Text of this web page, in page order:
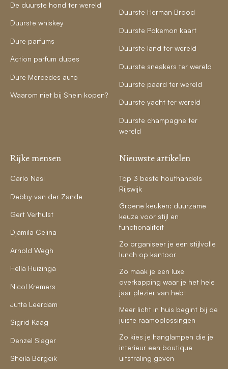
De duurste hond ter wereld
Duurste whiskey
Dure parfums
Action parfum dupes
Dure Mercedes auto
Waarom niet bij Shein kopen?
Duurste Herman Brood
Duurste Pokemon kaart
Duurste land ter wereld
Duurste sneakers ter wereld
Duurste paard ter wereld
Duurste yacht ter wereld
Duurste champagne ter
wereld
Rijke mensen
Carlo Nasi
Debby van der Zande
Gert Verhulst
Djamila Celina
Arnold Wegh
Hella Huizinga
Nicol Kremers
Jutta Leerdam
Sigrid Kaag
Denzel Slager
Sheila Bergeik
Nieuwste artikelen
Top 3 beste houthandels
Rijswijk
Groene keuken: duurzame
keuze voor stijl en
functionaliteit
Zo organiseer je een stijlvolle
lunch op kantoor
Zo maak je een luxe
overkapping waar je het hele
jaar plezier van hebt
Meer licht in huis begint bij de
juiste raamoplossingen
Zo kies je hanglampen die je
interieur een boutique
uitstraling geven